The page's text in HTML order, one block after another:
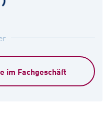
im Fachgeschäft